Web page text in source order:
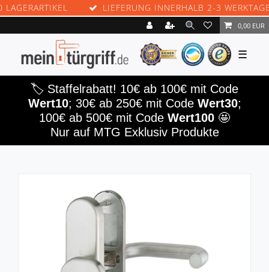
LIEFERUNG INNERHALB 2-3 WERKTAGEN
0,00 EUR
☰
🏷️ Staffelrabatt! 10€ ab 100€ mit Code
Wert10; 30€ ab 250€ mit Code Wert30;
100€ ab 500€ mit Code Wert100 🤩
Nur auf MTG Exklusiv Produkte